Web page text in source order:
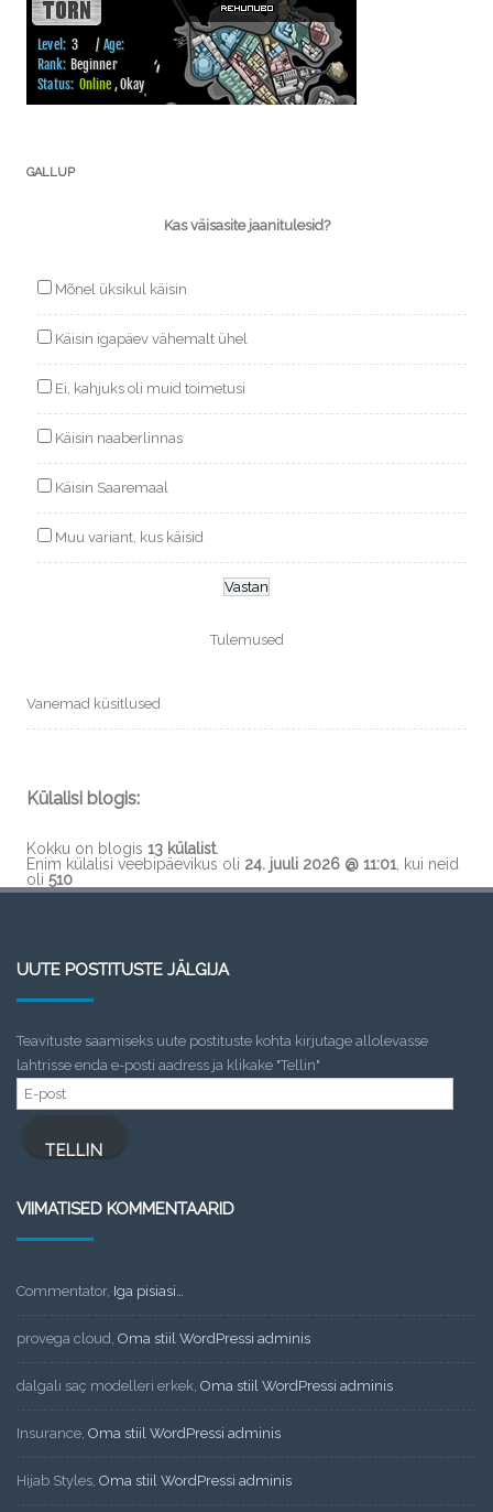
GALLUP
Kas väisasite jaanitulesid?
Mõnel üksikul käisin
Käisin igapäev vähemalt ühel
Ei, kahjuks oli muid toimetusi
Käisin naaberlinnas
Käisin Saaremaal
Muu variant, kus käisid
Tulemused
Vanemad küsitlused
Külalisi blogis:
Kokku on blogis 13 külalist.
Enim külalisi veebipäevikus oli 24. juuli 2026 @ 11:01 , kui neid
oli 510
UUTE POSTITUSTE JÄLGIJA
Teavituste saamiseks uute postituste kohta kirjutage allolevasse
lahtrisse enda e-posti aadress ja klikake "Tellin"
E-
post
TELLIN
VIIMATISED KOMMENTAARID
Commentator, Iga pisiasi…
provega cloud, Oma stiil WordPressi adminis
dalgalı saç modelleri erkek, Oma stiil WordPressi adminis
Insurance, Oma stiil WordPressi adminis
Hijab Styles, Oma stiil WordPressi adminis